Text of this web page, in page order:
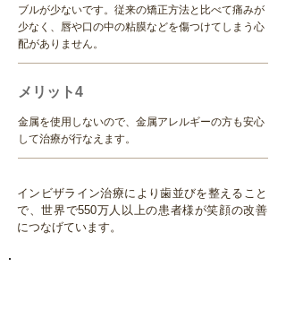
ブルが少ないです。従来の矯正方法と比べて痛みが
少なく、唇や口の中の粘膜などを傷つけてしまう心
配がありません。
メリット4
金属を使用しないので、金属アレルギーの方も安心
して治療が行なえます。
インビザライン治療により歯並びを整えること
で、世界で550万人以上の患者様が笑顔の改善
につなげています。